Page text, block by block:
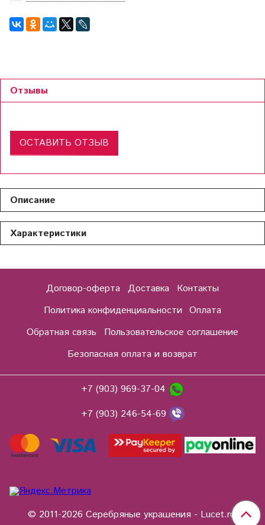
Отзывы
ОСТАВИТЬ ОТЗЫВ
Описание
Характеристики
Договор-оферта Доставка
Контакты
Политика конфиденциальности Оплата
Обратная связь
Пользовательское соглашение
Безопасная оплата и возврат
+7 (903) 969-37-04
+7 (903) 246-54-69
© 2011-2026 Серебряные украшения - Lucet.ru.